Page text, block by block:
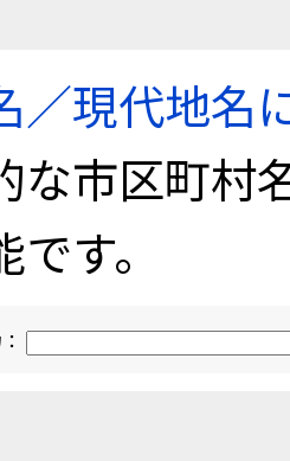
／現代地名
な市区町村
す。